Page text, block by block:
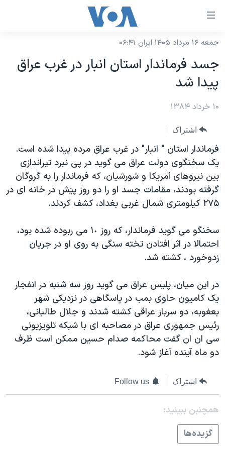
لینکهای
دسترسی
جهش
محتوای
اصلی
جهش
صفحه
اصلی
جهش
به
جستجو
نسخه سبک وب‌سایت
موضوع ها
ایران
آمریکا
جهان
ورزشی
گزیده‌ها
ویژه برنامه‌ها
فرهنگ و زندگی
حقوق شهروندی
علم و فناوری
اسرائیل در جنگ
گالری عکس
آرشیو پخش زنده
برنامه های تلویزیونی
جدول برنامه ها
صفحه‌های ویژه
جام جهانی ۲۰۲۶
عملیات خشم حماسی
۲۵۰سالگی آمریکا
مستندها
انتخابات ریاست جمهوری آمریکا ۲۰۲۴
رمز مهسا
ورزش زنان در ایران
اعتراضات زن، زندگی، آزادی
مجموعه مستندهای دادخواهی
دادگاه حمید نوری
چهل سال گروگان‌گیری
قانون شفافیت دارائی کادر رهبری ایران
اعتراضات مردمی آبان ۹۸
فرکانس‌های صدای آمریکا
پخش رادیویی
یادگیری زبان انگلیسی
دنبال کنید
زبانهای مختلف
جمعه ۱۶ مرداد ۱۴۰۵ ایران ۰۶:۴۱
جسد فرماندار استان انبار در غرب عراق
پيدا شد
۱۰ خرداد ۱۳۸۴
اشتراک
فرماندار استان " انبار" در غرب عراق مرده پيدا شده است.
يک سخنگوی دولت عراق می گويد در پی نبرد تيراندازی
بين نيروهای آمريکا و شورشيان، که فرماندار را به گروگان
گرفته بودند، مقامات جسد او را دو روز پيَش در خانه ای در
٢٧۵ کيلومتری شمال غربی بغداد، کشف کردند.
سخنگو می گويد فرماندار، که روز ١٠ می ربوده شده بود،
احتمالا در اثر افتادن تخته سنگی به روی او در جريان
زدوخورد ، کشته شد.
در اين ميان، پليس عراق می گويد روز سه شنبه در انفجار
يک کاميون حاوی بمب در پاسگاهی در نزديکی شهر
بعغوبه، دو سرباز عراقی کشته شدند و جلال طالبانی،
رئيس جمهوری عراق در مصاحبه ای با شبکه تلويزيونی
سی ان ان گفت محاکمه صدام حسين ممکن است ظرف
دو ماه آينده آغاز شود.
اشتراک Follow us
همچنبن ببینید:
گزيده‌ها